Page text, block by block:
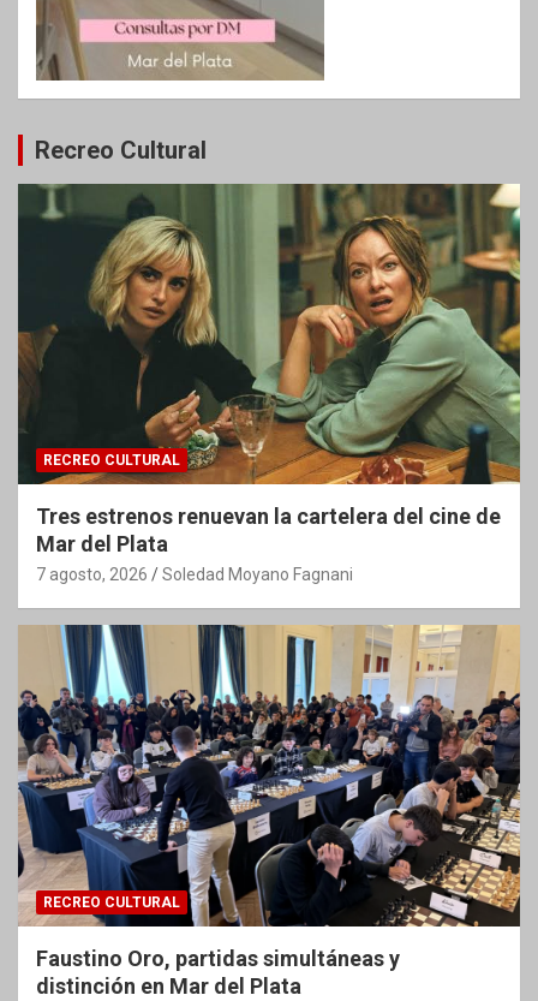
Recreo Cultural
RECREO CULTURAL
Tres estrenos renuevan la cartelera del cine de
Mar del Plata
7 agosto, 2026 Soledad Moyano Fagnani
RECREO CULTURAL
Faustino Oro, partidas simultáneas y
distinción en Mar del Plata